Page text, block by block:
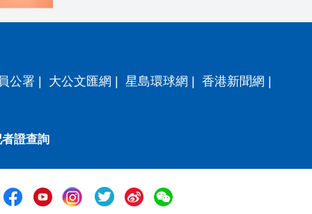
公署 | 大公文匯網 | 星島環球網 | 香港新聞網 |
證查詢